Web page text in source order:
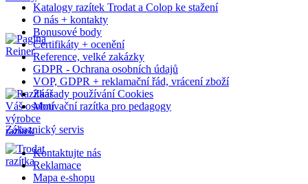
Katalogy razítek Trodat a Colop ke stažení
O nás + kontakty
Bonusové body
Certifikáty + ocenění
Reference, velké zakázky
GDPR - Ochrana osobních údajů
VOP, GDPR + reklamační řád, vrácení zboží
Záasady používání Cookies
Motivační razítka pro pedagogy
Zákaznický servis
Kontaktujte nás
Reklamace
Mapa e-shopu